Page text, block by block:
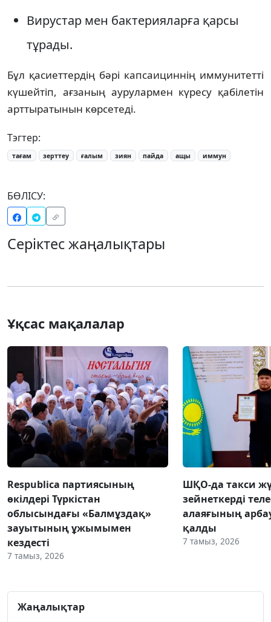
Вирустар мен бактерияларға қарсы
тұрады.
Бұл қасиеттердің бәрі капсаициннің иммунитетті
күшейтіп, ағзаның аурулармен күресу қабілетін
арттыратынын көрсетеді.
Тэгтер:
тағам зерттеу ғалым зиян пайда ащы иммун
БӨЛІСУ:
Серіктес жаңалықтары
Ұқсас мақалалар
Respublica партиясының
өкілдері Түркістан
облысындағы «Балмұздақ»
зауытының ұжымымен
кездесті
7 тамыз, 2026
ШҚО-да такси
зейнеткерді
алаяғының
қалды
7 тамыз, 2026
Жаңалықтар